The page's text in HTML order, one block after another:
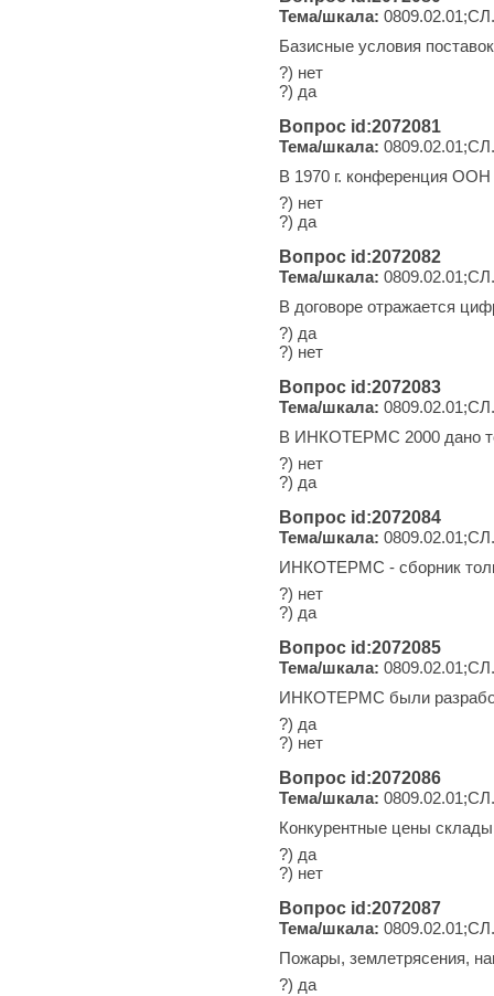
Тема/шкала:
Базисные условия
?) нет
?) да
Вопрос id:2072081
Тема/шкала:
В 1970 г. конференция
?) нет
?) да
Вопрос id:2072082
Тема/шкала:
В договоре отражается
?) да
?) нет
Вопрос id:2072083
Тема/шкала:
В ИНКОТЕРМС 2000 дано
?) нет
?) да
Вопрос id:2072084
Тема/шкала:
ИНКОТЕРМС - сборник
?) нет
?) да
Вопрос id:2072085
Тема/шкала:
ИНКОТЕРМС были
?) да
?) нет
Вопрос id:2072086
Тема/шкала:
Конкурентные цены
?) да
?) нет
Вопрос id:2072087
Тема/шкала:
Пожары, землетрясения,
?) да